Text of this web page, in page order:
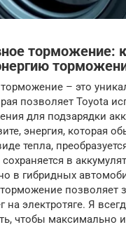
торможение:
– это
позволяет Toyota
для подзарядки
энергия, которая
тепла,
в
в гибридных
позволяет
на электротяге. Я
чтобы максимально